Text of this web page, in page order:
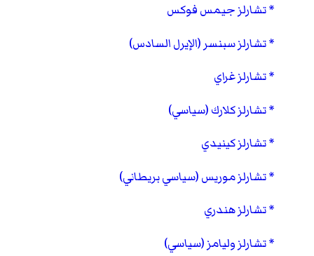
تشارلز جيمس فوكس
تشارلز سبنسر (الإيرل السادس)
تشارلز غراي
تشارلز كلارك (سياسي)
تشارلز كينيدي
تشارلز موريس (سياسي بريطاني)
تشارلز هندري
تشارلز وليامز (سياسي)